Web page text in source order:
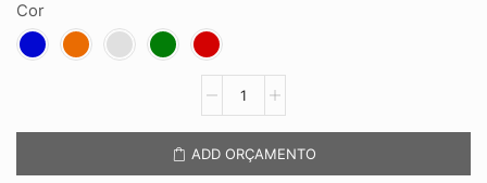
Cor
Plástica
quantidade
ADD ORÇAMENTO